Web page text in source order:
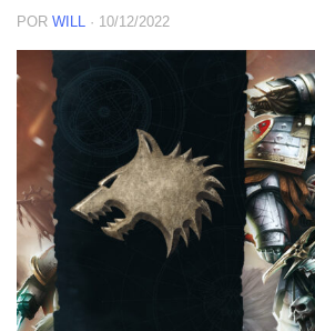
POR WILL · 10/12/2022